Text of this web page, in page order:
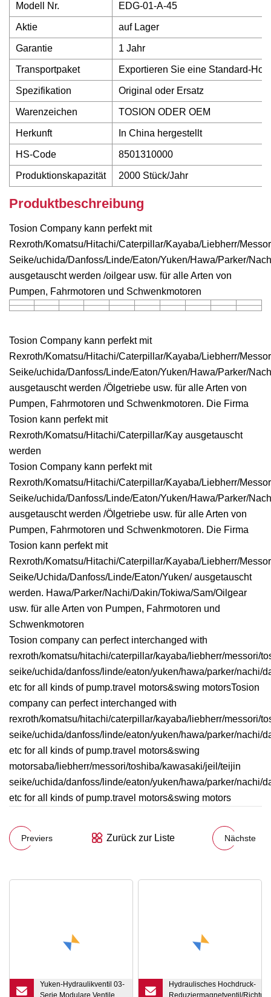
Modell Nr. EDG-01-A-45
Aktie auf Lager
Garantie 1 Jahr
Transportpaket Exportieren Sie eine Standard-
Spezifikation Original oder Ersatz
Warenzeichen TOSION ODER OEM
Herkunft In China hergestellt
HS-Code 8501310000
Produktionskapazität 2000 Stück/Jahr
Produktbeschreibung
Tosion Company kann perfekt mit
Rexroth/Komatsu/Hitachi/Caterpillar/Kayaba/Liebherr/
Seike/uchida/Danfoss/Linde/Eaton/Yuken/Hawa/Parker/
ausgetauscht werden /oilgear usw. für alle Arten von
Pumpen, Fahrmotoren und Schwenkmotoren
Tosion Company kann perfekt mit
Rexroth/Komatsu/Hitachi/Caterpillar/Kayaba/Liebherr/
Seike/uchida/Danfoss/Linde/Eaton/Yuken/Hawa/Parker/
ausgetauscht werden /Ölgetriebe usw. für alle Arten von
Pumpen, Fahrmotoren und Schwenkmotoren. Die Firma
Tosion kann perfekt mit
Rexroth/Komatsu/Hitachi/Caterpillar/Kay ausgetauscht
werden
Tosion Company kann perfekt mit
Rexroth/Komatsu/Hitachi/Caterpillar/Kayaba/Liebherr/
Seike/uchida/Danfoss/Linde/Eaton/Yuken/Hawa/Parker/
ausgetauscht werden /Ölgetriebe usw. für alle Arten von
Pumpen, Fahrmotoren und Schwenkmotoren. Die Firma
Tosion kann perfekt mit
Rexroth/Komatsu/Hitachi/Caterpillar/Kayaba/Liebherr/
Seike/Uchida/Danfoss/Linde/Eaton/Yuken/ ausgetauscht
werden. Hawa/Parker/Nachi/Dakin/Tokiwa/Sam/Oilgear
usw. für alle Arten von Pumpen, Fahrmotoren und
Schwenkmotoren
Tosion company can perfect interchanged with
rexroth/komatsu/hitachi/caterpillar/kayaba/liebherr/messori/
seike/uchida/danfoss/linde/eaton/yuken/hawa/parker/nachi/
etc for all kinds of pump.travel motors&swing motorsTosion
company can perfect interchanged with
rexroth/komatsu/hitachi/caterpillar/kayaba/liebherr/messori/
seike/uchida/danfoss/linde/eaton/yuken/hawa/parker/nachi/
etc for all kinds of pump.travel motors&swing
motorsaba/liebherr/messori/toshiba/kawasaki/jeil/teijin
seike/uchida/danfoss/linde/eaton/yuken/hawa/parker/nachi/
etc for all kinds of pump.travel motors&swing motors
Previers Zurück zur Liste Nächste
Yuken-Hydraulikventil 03-
Hydraulisches Hochdruck-